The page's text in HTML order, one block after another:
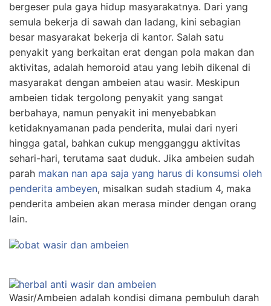
bergeser pula gaya hidup masyarakatnya. Dari yang
semula bekerja di sawah dan ladang, kini sebagian
besar masyarakat bekerja di kantor. Salah satu
penyakit yang berkaitan erat dengan pola makan dan
aktivitas, adalah hemoroid atau yang lebih dikenal di
masyarakat dengan ambeien atau wasir. Meskipun
ambeien tidak tergolong penyakit yang sangat
berbahaya, namun penyakit ini menyebabkan
ketidaknyamanan pada penderita, mulai dari nyeri
hingga gatal, bahkan cukup mengganggu aktivitas
sehari-hari, terutama saat duduk. Jika ambeien sudah
parah makan nan apa saja yang harus di konsumsi oleh
penderita ambeyen, misalkan sudah stadium 4, maka
penderita ambeien akan merasa minder dengan orang
lain.
Wasir/Ambeien adalah kondisi dimana pembuluh darah